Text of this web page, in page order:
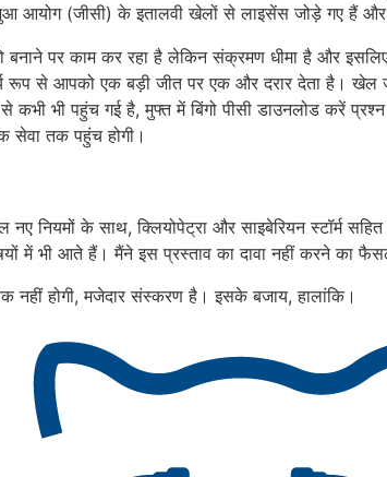
जुआ आयोग (जीसी) के इतालवी खेलों से लाइसेंस जोड़े गए हैं
पर काम कर रहा है लेकिन संक्रमण धीमा है और इसलिए
रूप से आपको एक बड़ी जीत पर एक और दरार देता है।
कभी भी पहुंच गई है, मुफ्त में बिंगो पीसी डाउनलोड करें
सेवा तक पहुंच होगी।
नए नियमों के साथ, क्लियोपेट्रा और साइबेरियन स्टॉर्म
में भी आते हैं। मैंने इस प्रस्ताव का दावा नहीं करने का
नहीं होगी, मजेदार संस्करण है। इसके बजाय, हालांकि।